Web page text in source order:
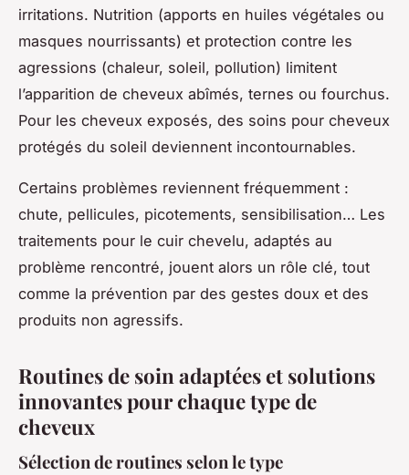
irritations. Nutrition (apports en huiles végétales ou
masques nourrissants) et protection contre les
agressions (chaleur, soleil, pollution) limitent
l’apparition de cheveux abîmés, ternes ou fourchus.
Pour les cheveux exposés, des soins pour cheveux
protégés du soleil deviennent incontournables.
Certains problèmes reviennent fréquemment :
chute, pellicules, picotements, sensibilisation… Les
traitements pour le cuir chevelu, adaptés au
problème rencontré, jouent alors un rôle clé, tout
comme la prévention par des gestes doux et des
produits non agressifs.
Routines de soin adaptées et solutions
innovantes pour chaque type de
cheveux
Sélection de routines selon le type